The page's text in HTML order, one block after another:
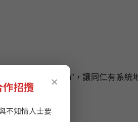
Talent Program”，讓同仁有系統
×
作招攬
不知情人士要